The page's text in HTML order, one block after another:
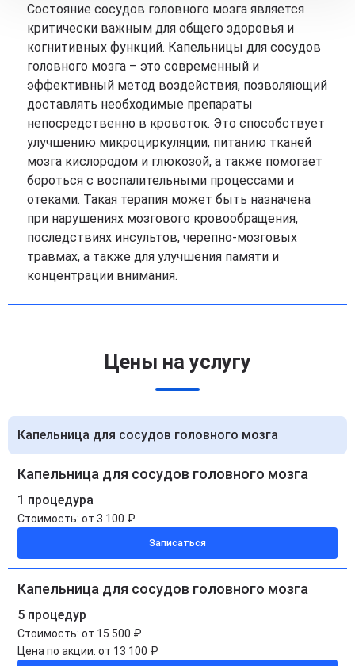
Состояние сосудов головного мозга является
критически важным для общего здоровья и
когнитивных функций. Капельницы для сосудов
головного мозга – это современный и
эффективный метод воздействия, позволяющий
доставлять необходимые препараты
непосредственно в кровоток. Это способствует
улучшению микроциркуляции, питанию тканей
мозга кислородом и глюкозой, а также помогает
бороться с воспалительными процессами и
отеками. Такая терапия может быть назначена
при нарушениях мозгового кровообращения,
последствиях инсультов, черепно-мозговых
травмах, а также для улучшения памяти и
концентрации внимания.
Цены на услугу
Капельница для сосудов головного мозга
Капельница для сосудов головного мозга
1 процедура
Стоимость: от 3 100 ₽
Записаться
Капельница для сосудов головного мозга
5 процедур
Стоимость: от 15 500 ₽
Цена по акции: от 13 100 ₽